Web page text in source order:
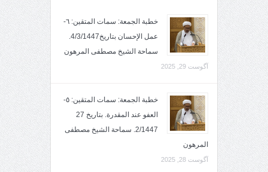
خطبة الجمعة: سمات المتقين: ٦-
عمل الإحسان بتاريخ4/3/1447.
سماحة الشيخ مصطفى المرهون
آگوست 29, 2025
خطبة الجمعة: سمات المتقين: ٥-
العفو عند المقدرة. بتاريخ 27
2/1447. سماحة الشيخ مصطفى
المرهون
آگوست 28, 2025